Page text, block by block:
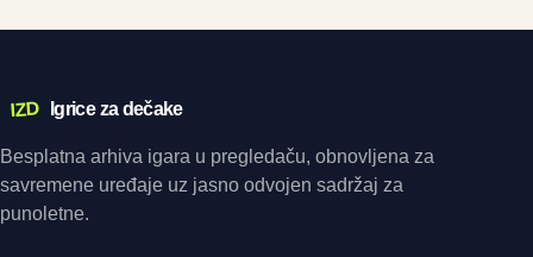
IZD Igrice za dečake
Besplatna arhiva igara u pregledaču, obnovljena za
savremene uređaje uz jasno odvojen sadržaj za
punoletne.